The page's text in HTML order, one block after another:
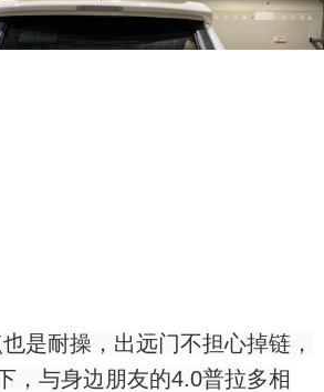
是耐操，出远门不担心掉链，
，与身边朋友的4.0普拉多相